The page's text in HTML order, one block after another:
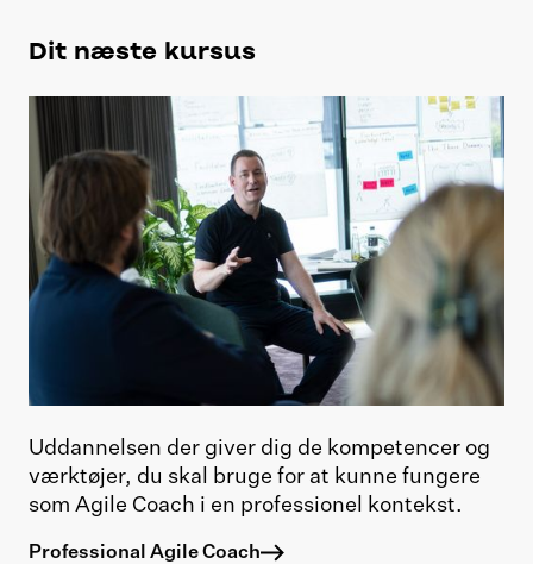
Dit næste kursus
Uddannelsen der giver dig de kompetencer og
værktøjer, du skal bruge for at kunne fungere
som Agile Coach i en professionel kontekst.
Professional Agile Coach